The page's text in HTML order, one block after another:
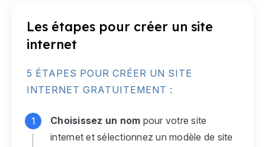
Les étapes pour créer un site
internet
5 ÉTAPES POUR CRÉER UN SITE
INTERNET GRATUITEMENT :
Choisissez un nom pour votre site
internet et sélectionnez un modèle de site